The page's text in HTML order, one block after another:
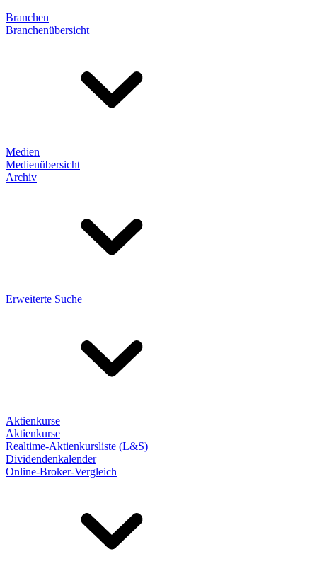
Branchen
Branchenübersicht
Medien
Medienübersicht
Archiv
Erweiterte Suche
Aktienkurse
Aktienkurse
Realtime-Aktienkursliste (L&S)
Dividendenkalender
Online-Broker-Vergleich